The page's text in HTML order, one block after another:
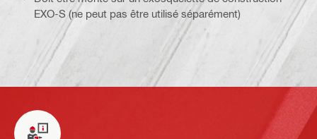
EXO-S (ne peut pas être utilisé séparément)